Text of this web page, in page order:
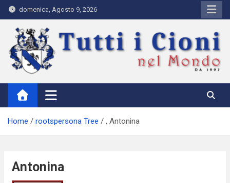
Skip
to
content
domenica, Agosto 9, 2026
Tutti i Cioni nel Mondo
Where Cioni`s come from
Home rootspersona Tree , Antonina
Antonina